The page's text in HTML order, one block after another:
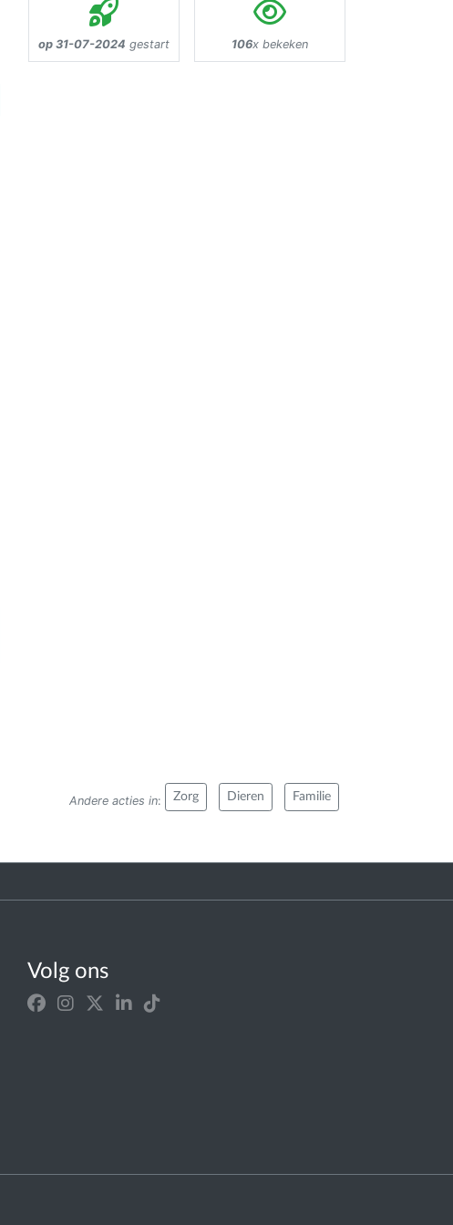
op 31-07-2024 gestart 106x bekeken
Andere acties in: Zorg Dieren Familie
Volg ons